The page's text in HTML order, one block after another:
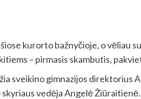
kurorto bažnyčioje, o vėliau
– pirmasis skambutis,
sveikino gimnazijos direktorius
vedėja Angelė